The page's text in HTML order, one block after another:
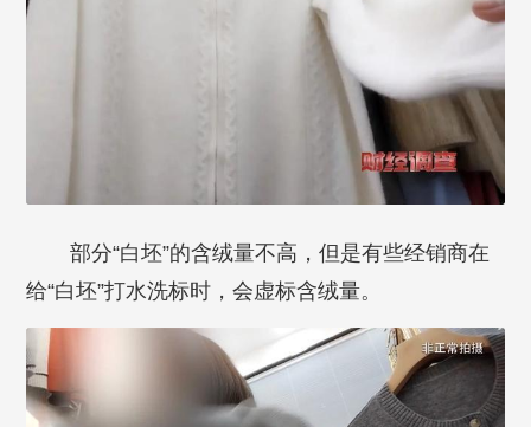
部分“白坯”的含绒量不高，但是有些经销商在
给“白坯”打水洗标时，会虚标含绒量。